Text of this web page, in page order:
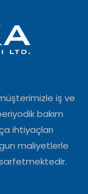
iş ve
bakım
ihtiyaçları
maliyetlerle
sarfetmektedir.